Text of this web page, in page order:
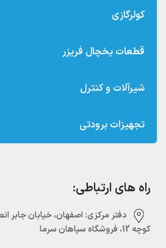
کولرگازی
قطعات یخچال فریزر
شیرآلات و کنترل
تجهیزات برودتی
راه های ارتباطی:
دفتر مرکزی:‌ اصفهان، خیابان جابر
کوچه 12، فروشگاه سپاهان سرما